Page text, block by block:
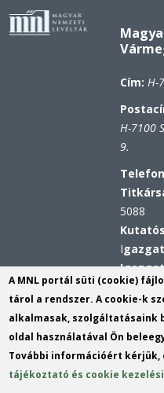
Cím:H-
H-7100
9.
5088
I
KRID:
KRID:
A MNL portál süti (cookie)
tárol a rendszer. A cookie-k
alkalmasak, szolgáltatásaink
oldal használatával Ön
További információért
tájékoztató és cookie